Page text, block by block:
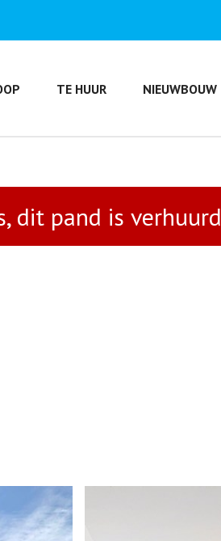
TE HUUR NIEUWBOUW
dit pand is verhuurd